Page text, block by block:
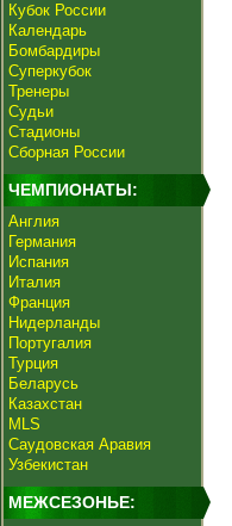
Кубок России
Календарь
Бомбардиры
Суперкубок
Тренеры
Судьи
Стадионы
Сборная России
ЧЕМПИОНАТЫ:
Англия
Германия
Испания
Италия
Франция
Нидерланды
Португалия
Турция
Беларусь
Казахстан
MLS
Саудовская Аравия
Узбекистан
МЕЖСЕЗОНЬЕ: